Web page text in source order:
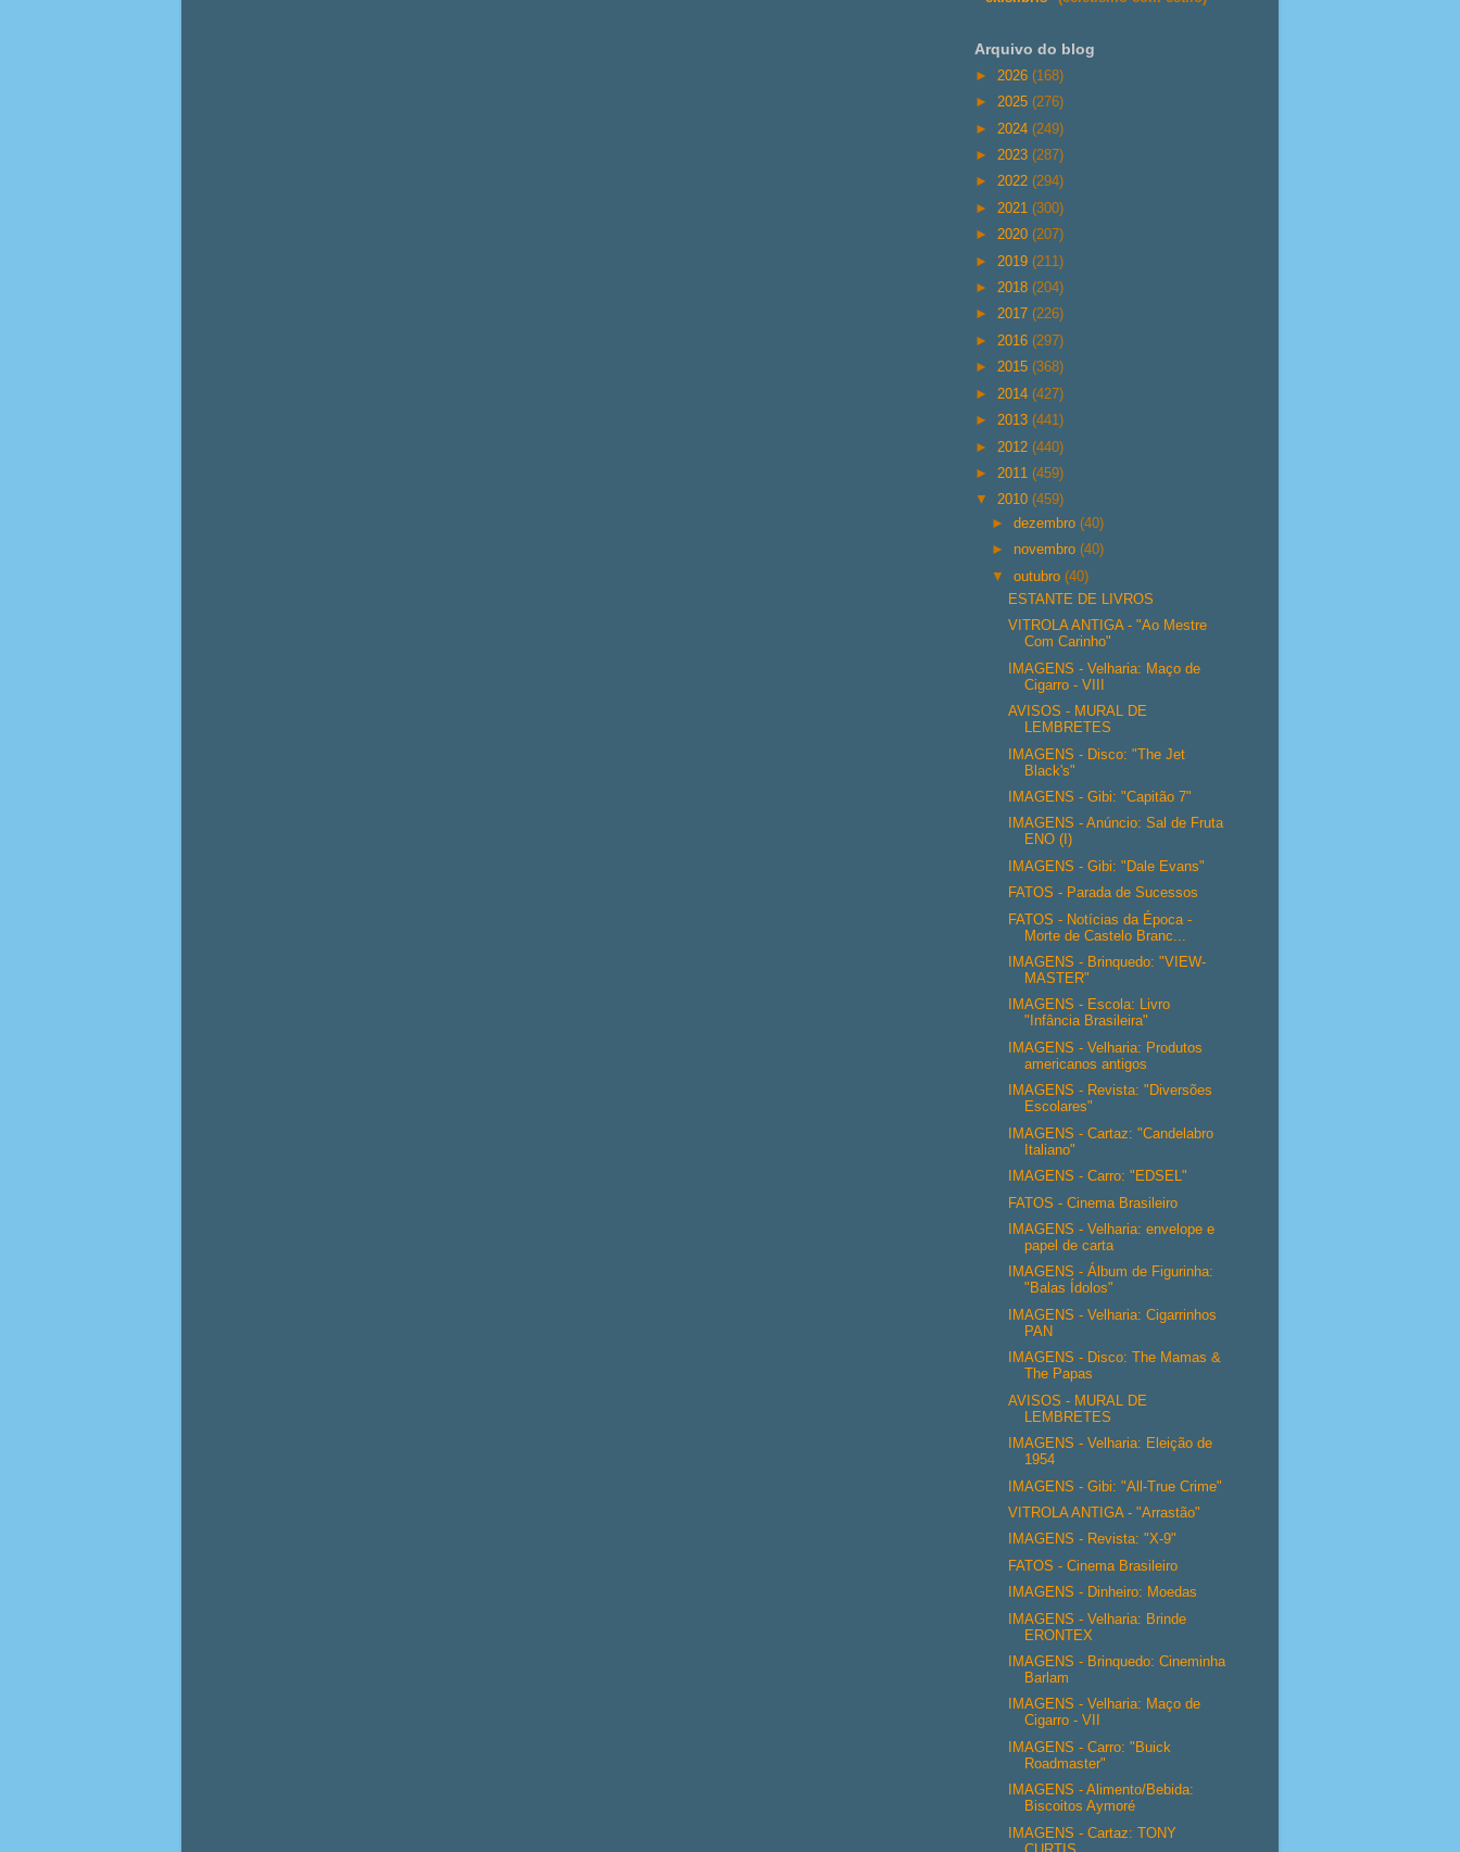
Arquivo do blog
► 2026 (168)
► 2025 (276)
► 2024 (249)
► 2023 (287)
► 2022 (294)
► 2021 (300)
► 2020 (207)
► 2019 (211)
► 2018 (204)
► 2017 (226)
► 2016 (297)
► 2015 (368)
► 2014 (427)
► 2013 (441)
► 2012 (440)
► 2011 (459)
▼ 2010 (459)
►dezembro(40)
► novembro(40)
▼outubro(40)
ESTANTE DE LIVROS
VITROLA ANTIGA - "Ao Mestre
Com Carinho"
IMAGENS - Velharia: Maço de
Cigarro - VIII
AVISOS - MURAL DE
LEMBRETES
IMAGENS - Disco: "The Jet
Black's"
IMAGENS - Gibi: "Capitão 7"
IMAGENS - Anúncio: Sal de Fruta
ENO (I)
IMAGENS - Gibi: "Dale Evans"
FATOS - Parada de Sucessos
FATOS - Notícias da Época -
Morte de Castelo Branc...
IMAGENS - Brinquedo: "VIEW-
MASTER"
IMAGENS - Escola: Livro
"Infância Brasileira"
IMAGENS - Velharia: Produtos
americanos antigos
IMAGENS - Revista: "Diversões
Escolares"
IMAGENS - Cartaz: "Candelabro
Italiano"
IMAGENS - Carro: "EDSEL"
FATOS - Cinema Brasileiro
IMAGENS - Velharia: envelope e
papel de carta
IMAGENS - Álbum de Figurinha:
"Balas Ídolos"
IMAGENS - Velharia: Cigarrinhos
PAN
IMAGENS - Disco: The Mamas &
The Papas
AVISOS - MURAL DE
LEMBRETES
IMAGENS - Velharia: Eleição de
1954
IMAGENS - Gibi: "All-True Crime"
VITROLA ANTIGA - "Arrastão"
IMAGENS - Revista: "X-9"
FATOS - Cinema Brasileiro
IMAGENS - Dinheiro: Moedas
IMAGENS - Velharia: Brinde
ERONTEX
IMAGENS - Brinquedo: Cineminha
Barlam
IMAGENS - Velharia: Maço de
Cigarro - VII
IMAGENS - Carro: "Buick
Roadmaster"
IMAGENS - Alimento/Bebida:
Biscoitos Aymoré
IMAGENS - Cartaz: TONY